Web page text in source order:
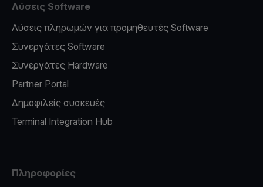
Λύσεις Software
Λύσεις πληρωμών για προμηθευτές Software
Συνεργάτες Software
Συνεργάτες Hardware
Partner Portal
Δημοφιλείς συσκευές
Terminal Integration Hub
Πληροφορίες